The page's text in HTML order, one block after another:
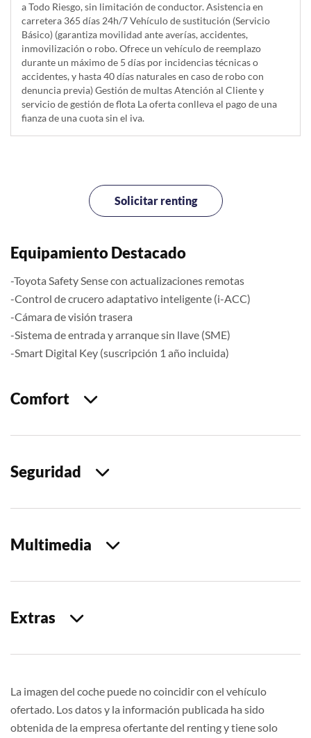
a Todo Riesgo, sin limitación de conductor. Asistencia en
carretera 365 días 24h/7 Vehículo de sustitución (Servicio
Básico) (garantiza movilidad ante averías, accidentes,
inmovilización o robo. Ofrece un vehículo de reemplazo
durante un máximo de 5 días por incidencias técnicas o
accidentes, y hasta 40 días naturales en caso de robo con
denuncia previa) Gestión de multas Atención al Cliente y
servicio de gestión de flota La oferta conlleva el pago de una
fianza de una cuota sin el iva.
Solicitar renting
Equipamiento Destacado
-Toyota Safety Sense con actualizaciones remotas
-Control de crucero adaptativo inteligente (i-ACC)
-Cámara de visión trasera
-Sistema de entrada y arranque sin llave (SME)
-Smart Digital Key (suscripción 1 año incluida)
Comfort
Seguridad
Multimedia
Extras
La imagen del coche puede no coincidir con el vehículo
ofertado. Los datos y la información publicada ha sido
obtenida de la empresa ofertante del renting y tiene solo